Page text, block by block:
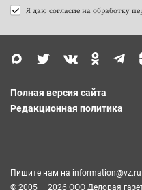
Я даю согласие на обработку
Полная версия сайта
Редакционная политика
Пишите нам на information@vz.ru
© 2005 — 2026 ООО Деловая